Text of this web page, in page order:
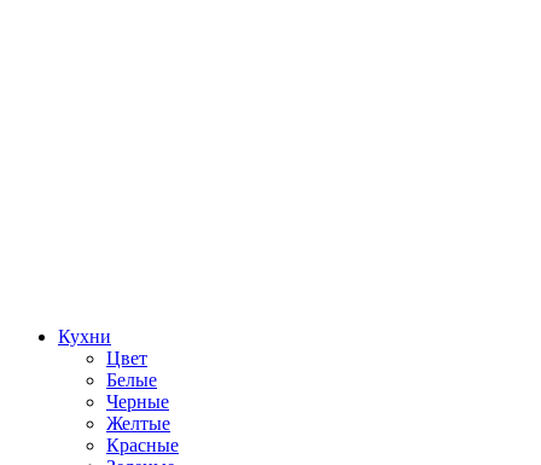
Кухни
Цвет
Белые
Черные
Желтые
Красные